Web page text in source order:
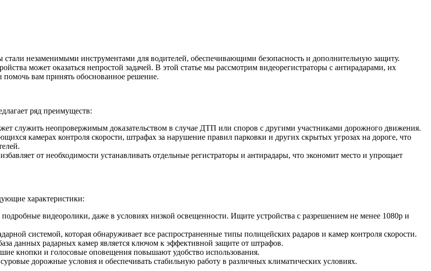
незаменимыми инструментами для водителей, обеспечивающими безопасность и дополнительную защиту.
может оказаться непростой задачей. В этой статье мы рассмотрим видеорегистраторы с антирадарами, их
вам принять обоснованное решение.
ряд преимуществ:
служить неопровержимым доказательством в случае ДТП или споров с другими участниками дорожного движения.
камерах контроля скорости, штрафах за нарушение правил парковки и других скрытых угрозах на дороге, что
от необходимости устанавливать отдельные регистраторы и антирадары, что экономит место и упрощает
характеристики:
видеоролики, даже в условиях низкой освещенности. Ищите устройства с разрешением не менее 1080p и
системой, которая обнаруживает все распространенные типы полицейских радаров и камер контроля скорости.
данных радарных камер является ключом к эффективной защите от штрафов.
кнопки и голосовые оповещения повышают удобство использования.
дорожные условия и обеспечивать стабильную работу в различных климатических условиях.